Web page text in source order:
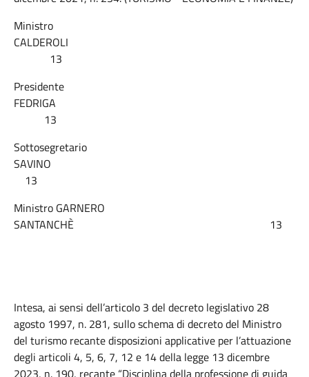
Ministro
CALDEROLI
13
Presidente
FEDRIGA
13
Sottosegretario
SAVINO
13
Ministro GARNERO
SANTANCHÈ 13
Intesa, ai sensi dell’articolo 3 del decreto legislativo 28
agosto 1997, n. 281, sullo schema di decreto del Ministro
del turismo recante disposizioni applicative per l’attuazione
degli articoli 4, 5, 6, 7, 12 e 14 della legge 13 dicembre
2023, n. 190, recante “Disciplina della professione di guida